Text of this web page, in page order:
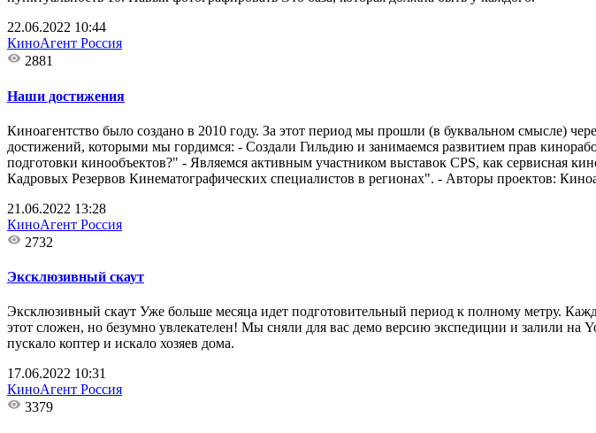
22.06.2022 10:44
КиноАгент Россия
2881
Наши достижения
Киноагентство было создано в 2010 году. За этот период мы прошли (в буквальном смысле)
достижений, которыми мы гордимся: - Создали Гильдию и занимаемся развитием прав
подготовки кинообъектов?" - Являемся активным участником выставок CPS, как сервисная
Кадровых Резервов Кинематографических специалистов в регионах". - Авторы проектов:
21.06.2022 13:28
КиноАгент Россия
2732
Эксклюзивный скаут
Эксклюзивный скаут Уже больше месяца идет подготовительный период к полному метру.
этот сложен, но безумно увлекателен! Мы сняли для вас демо версию экспедиции и залили на
пускало коптер и искало хозяев дома.
17.06.2022 10:31
КиноАгент Россия
3379